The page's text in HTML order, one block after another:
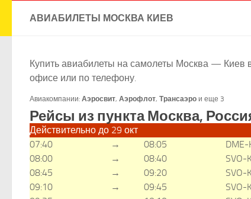
АВИАБИЛЕТЫ МОСКВА КИЕВ
Купить авиабилеты на самолеты Москва — Киев
офисе или по телефону.
Авиакомпании: Аэросвит, Аэрофлот, Трансаэро и еще 3
Рейсы из пункта Москва,
Действительно до 29 окт
07:40
→ 08:05 DME-
08:00
→ 08:40 SVO-
08:45
→ 09:20 SVO-
09:10
→ 09:45 SVO-